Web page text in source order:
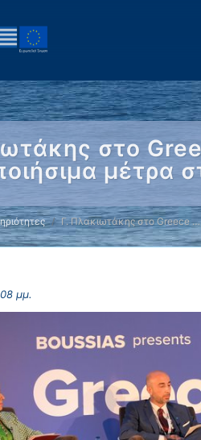
στο
μέτρα
Γ. Πλακιωτάκης στο Greece …
μμ.